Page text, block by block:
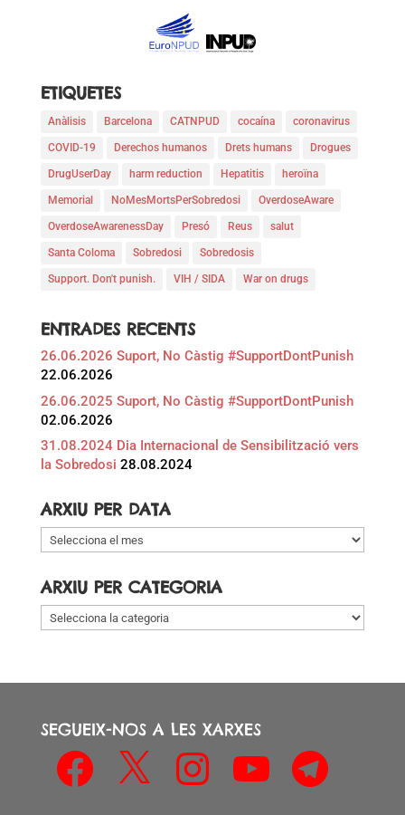
ETIQUETES
Anàlisis Barcelona CATNPUD cocaína coronavirus
COVID-19 Derechos humanos Drets humans Drogues
DrugUserDay harm reduction Hepatitis heroïna
Memorial NoMesMortsPerSobredosi OverdoseAware
OverdoseAwarenessDay Presó Reus salut
Santa Coloma Sobredosi Sobredosis
Support. Don't punish. VIH / SIDA War on drugs
ENTRADES RECENTS
26.06.2026 Suport, No Càstig #SupportDontPunish
22.06.2026
26.06.2025 Suport, No Càstig #SupportDontPunish
02.06.2026
31.08.2024 Dia Internacional de Sensibilització vers
la Sobredosi 28.08.2024
ARXIU PER DATA
Arxiu
per
ARXIU PER CATEGORIA
Arxiu
per
SEGUEIX-NOS A LES XARXES
Facebook Instagram Telegram